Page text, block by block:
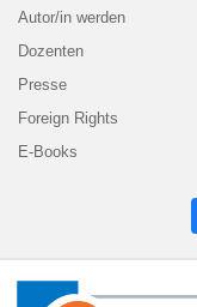
Autor/in werden
Dozenten
Presse
Foreign Rights
E-Books